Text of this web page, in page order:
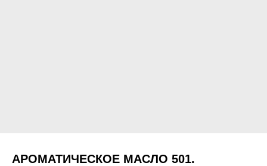
АРОМАТИЧЕСКОЕ МАСЛО 501.